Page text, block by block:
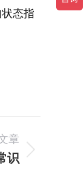
态指
章
识